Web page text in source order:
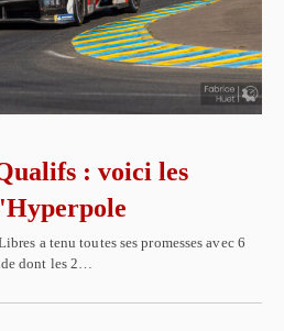
: voici les
a tenu toutes ses promesses avec 6
dont les 2…